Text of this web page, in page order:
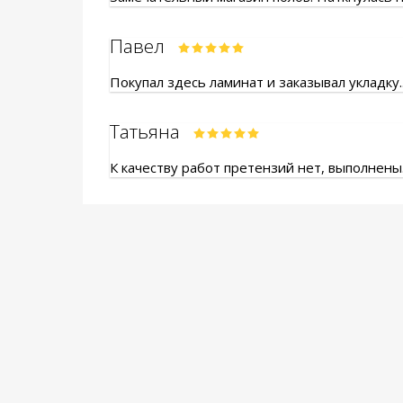
Павел
Покупал здесь ламинат и заказывал
Татьяна
К качеству работ претензий нет,